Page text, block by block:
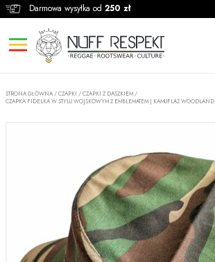
Darmowa wysyłka od 250 zł
STRONA GŁÓWNA /CZAPKI /CZAPKI Z DASZKIEM /
CZAPKA FIDELKA W STYLU WOJSKOWYM Z EMBLEMATEM | KAMUFLAŻ WOODLAND